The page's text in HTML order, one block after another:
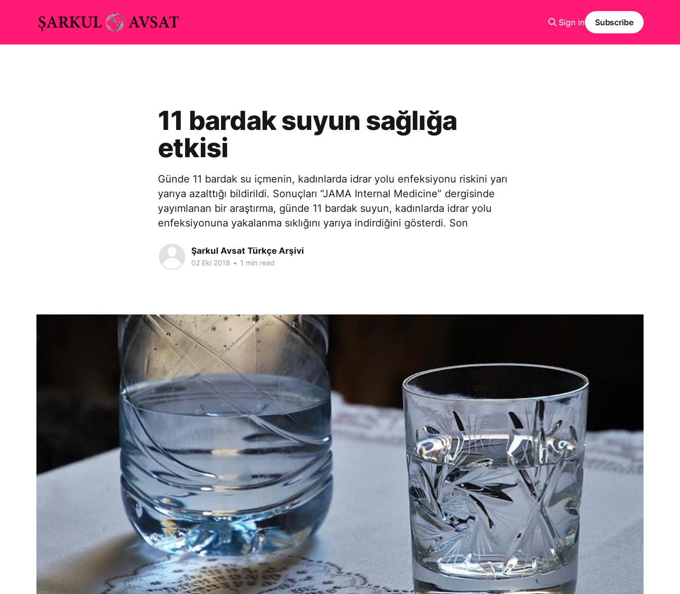
Sign in Subscribe
11 bardak suyun sağlığa
etkisi
Günde 11 bardak su içmenin, kadınlarda idrar yolu enfeksiyonu riskini yarı
yarıya azalttığı bildirildi. Sonuçları “JAMA Internal Medicine” dergisinde
yayımlanan bir araştırma, günde 11 bardak suyun, kadınlarda idrar yolu
enfeksiyonuna yakalanma sıklığını yarıya indirdiğini gösterdi. Son
Şarkul Avsat Türkçe Arşivi
02 Eki 2018 • 1 min read